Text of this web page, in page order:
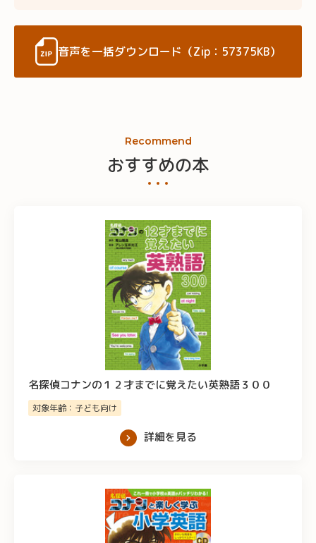
音声を一括ダウンロード（Zip：57375KB）
Recommend
おすすめの本
名探偵コナンの１２才までに覚えたい英熟語３００
対象年齢：子ども向け
詳細を見る